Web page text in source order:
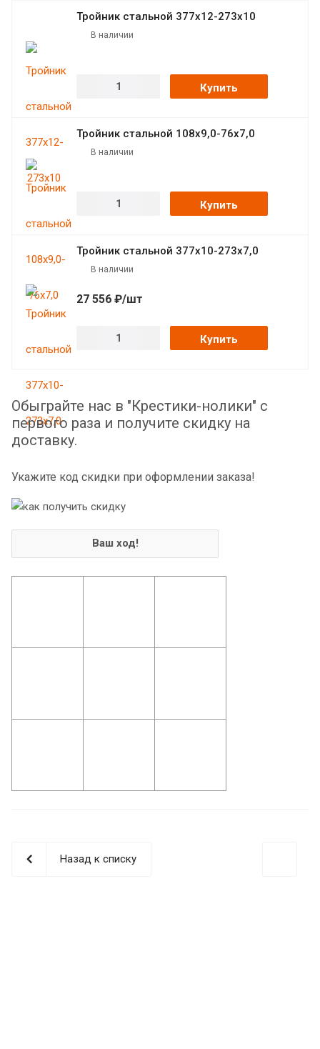
Тройник стальной 377х12-273х10
В наличии
Купить
Тройник стальной 108х9,0-76х7,0
В наличии
Купить
Тройник стальной 377х10-273х7,0
В наличии
27 556 ₽/шт
Купить
Обыграйте нас в "Крестики-нолики" с
первого раза и получите скидку на
доставку.
Укажите код скидки при оформлении заказа!
Ваш ход!
Назад к списку